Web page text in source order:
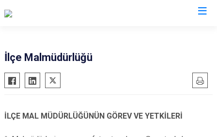
Ayancık
Boyabat
Durağan
İlçe Malmüdürlüğü
İLÇE MAL MÜDÜRLÜĞÜNÜN GÖREV VE YETKİLERİ